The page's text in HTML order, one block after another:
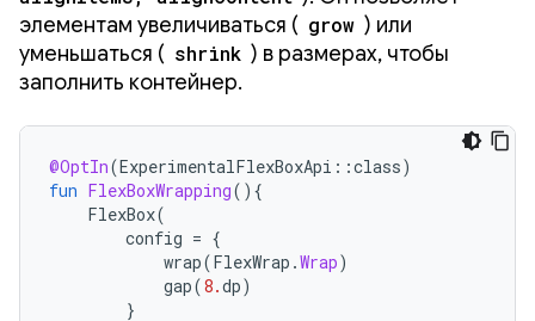
элементам увеличиваться ( grow ) или
уменьшаться ( shrink ) в размерах, чтобы
заполнить контейнер.
@OptIn(ExperimentalFlexBoxApi ::class)
fun FlexBoxWrapping(){
FlexBox(
config = {
wrap(FlexWrap .Wrap)
gap(8.dp)
}